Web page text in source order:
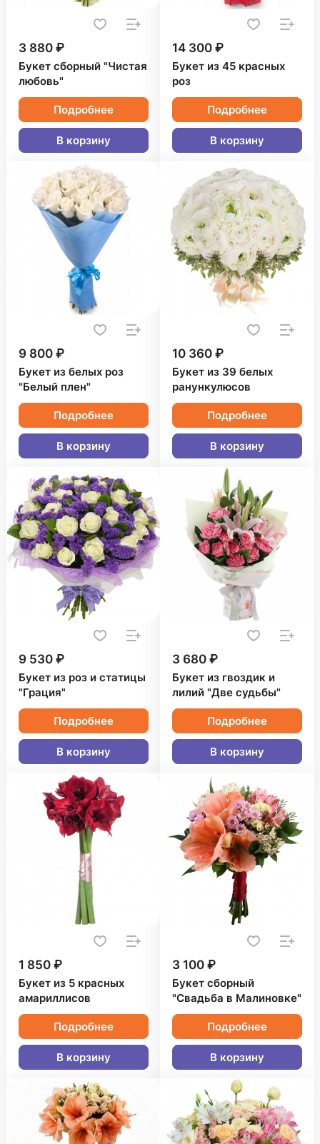
3 880 ₽
Букет сборный "Чистая
любовь"
Подробнее
В корзину
14 300 ₽
Букет из 45 красных
роз
Подробнее
В корзину
9 800 ₽
Букет из белых роз
"Белый плен"
Подробнее
В корзину
10 360 ₽
Букет из 39 белых
ранункулюсов
Подробнее
В корзину
9 530 ₽
Букет из роз и статицы
"Грация"
Подробнее
В корзину
3 680 ₽
Букет из гвоздик и
лилий "Две судьбы"
Подробнее
В корзину
1 850 ₽
Букет из 5 красных
амариллисов
Подробнее
В корзину
3 100 ₽
Букет сборный
"Свадьба в Малиновке"
Подробнее
В корзину